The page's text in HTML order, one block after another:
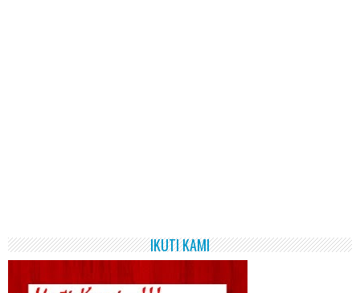
IKUTI KAMI